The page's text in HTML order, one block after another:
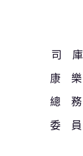
司 庫
康 樂
總 務
委 員